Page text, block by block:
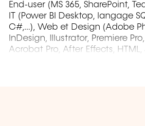
End-user (MS 365, SharePoint,
IT (Power BI Desktop, langage
C#,...), Web et Design (Adobe
InDesign, Illustrator, Premiere
Acrobat Pro, After Effects, HTML,